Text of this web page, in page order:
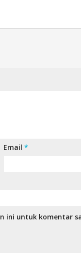
Email *
ini untuk komentar